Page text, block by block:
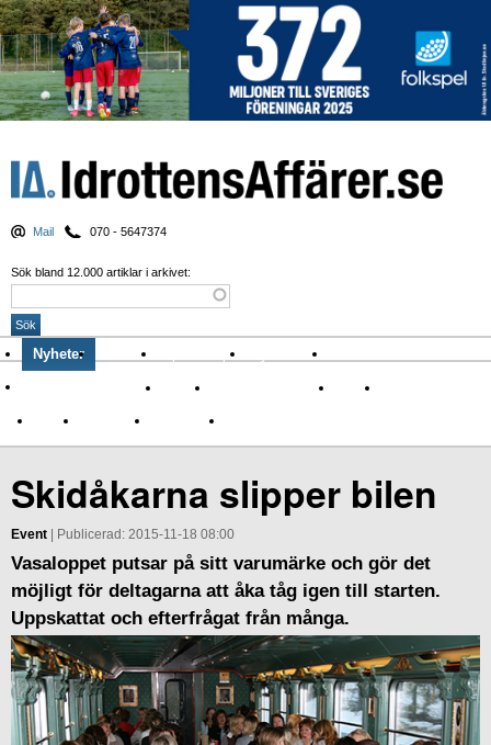
Mail 070 - 5647374
Sök bland 12.000 artiklar i arkivet:
Nyheter Krönikor Sport & spel Nyhetsbrev
Om Idrottens Affärer
Affärer I spåren av Corona Arena
Namn Sponsring TV-nyheter
Skidåkarna slipper bilen
Event | Publicerad: 2015-11-18 08:00
Vasaloppet putsar på sitt varumärke och gör det
möjligt för deltagarna att åka tåg igen till starten.
Uppskattat och efterfrågat från många.